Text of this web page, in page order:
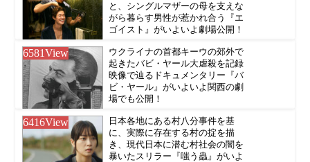
と、シングルマザーの母を支えな
がら暮らす男性が惹かれ合う『エ
ゴイスト』がいよいよ劇場公開！
6581View
ウクライナの首都キーウの郊外で
起きたバビ・ヤール大虐殺を記録
映像で辿るドキュメンタリー『バ
ビ・ヤール』がいよいよ関西の劇
場でも公開！
6416View
日本各地にある村八分事件を基
に、実際に存在する村の掟を描
き、現代日本に潜む村社会の闇を
暴いたスリラー『嗤う蟲』がいよ